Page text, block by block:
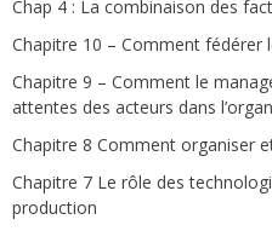
Chap 4 : La combinaison des
Chapitre 10 – Comment fédérer
Chapitre 9 – Comment le
attentes des acteurs dans
Chapitre 8 Comment organiser
Chapitre 7 Le rôle des
production